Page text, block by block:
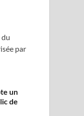
du
par
un
de